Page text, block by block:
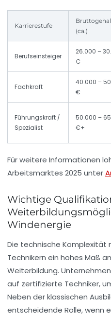
Karrierestufe
(ca.)
Berufseinsteiger
26.000 –
€
Fachkraft
40.000 –
€
Führungskraft /
Spezialist
50.000 –
€+
Für weitere Informationen
Arbeitsmarktes 2025 unter
Wichtige
Windenergie
Die technische
Technikern ein hohes Maß
Weiterbildung.
auf zertifizierte Techniker,
Neben der klassischen
entscheidende Rolle, wenn